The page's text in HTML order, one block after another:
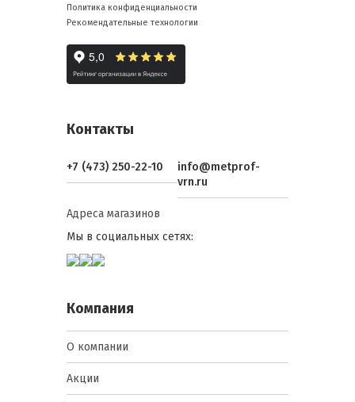
Политика конфиденциальности
Рекомендательные технологии
Контакты
+7 (473) 250-22-10
info@metprof-
vrn.ru
Адреса магазинов
Мы в социальных сетях:
Компания
О компании
Акции